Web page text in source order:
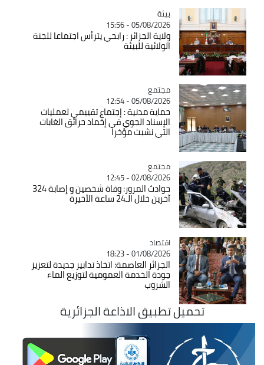
Catégorie
بيئة
05/08/2026 - 15:56
ولاية الجزائر : رابحي يترأس اجتماعا للجنة
الولائية للبيئة
Catégorie
مجتمع
05/08/2026 - 12:54
حماية مدنية : إجتماع تقييمي لعمليات
الإسناد الجوي في إخماد حرائق الغابات
التي نشبت مؤخرا
Catégorie
مجتمع
02/08/2026 - 12:45
حوادث المرور: وفاة شخصين و إصابة 324
آخرين خلال الـ24 ساعة الأخيرة
Catégorie
اقتصاد
01/08/2026 - 18:23
الجزائر العاصمة: اتخاذ تدابير جديدة لتعزيز
جودة الخدمة العمومية لتوزيع الماء
الشروب
تحميل تطبيق الاذاعة الجزائرية